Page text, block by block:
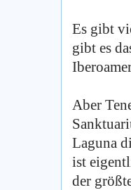
Es gibt
gibt es
Aber
Laguna
ist
der